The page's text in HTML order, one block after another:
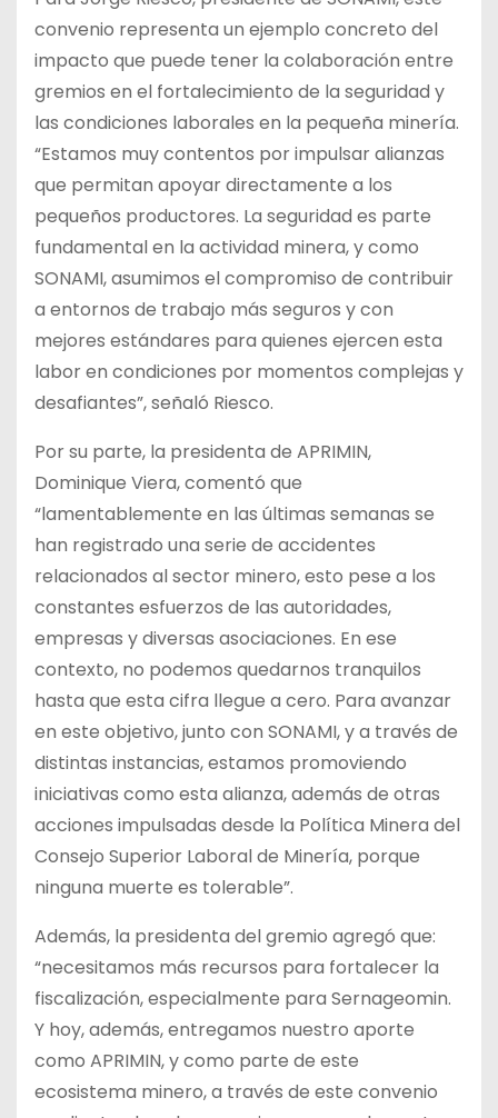
convenio representa un ejemplo concreto del
impacto que puede tener la colaboración entre
gremios en el fortalecimiento de la seguridad y
las condiciones laborales en la pequeña minería.
“Estamos muy contentos por impulsar alianzas
que permitan apoyar directamente a los
pequeños productores. La seguridad es parte
fundamental en la actividad minera, y como
SONAMI, asumimos el compromiso de contribuir
a entornos de trabajo más seguros y con
mejores estándares para quienes ejercen esta
labor en condiciones por momentos complejas y
desafiantes”, señaló Riesco.
Por su parte, la presidenta de APRIMIN,
Dominique Viera, comentó que
“lamentablemente en las últimas semanas se
han registrado una serie de accidentes
relacionados al sector minero, esto pese a los
constantes esfuerzos de las autoridades,
empresas y diversas asociaciones. En ese
contexto, no podemos quedarnos tranquilos
hasta que esta cifra llegue a cero. Para avanzar
en este objetivo, junto con SONAMI, y a través de
distintas instancias, estamos promoviendo
iniciativas como esta alianza, además de otras
acciones impulsadas desde la Política Minera del
Consejo Superior Laboral de Minería, porque
ninguna muerte es tolerable”.
Además, la presidenta del gremio agregó que:
“necesitamos más recursos para fortalecer la
fiscalización, especialmente para Sernageomin.
Y hoy, además, entregamos nuestro aporte
como APRIMIN, y como parte de este
ecosistema minero, a través de este convenio